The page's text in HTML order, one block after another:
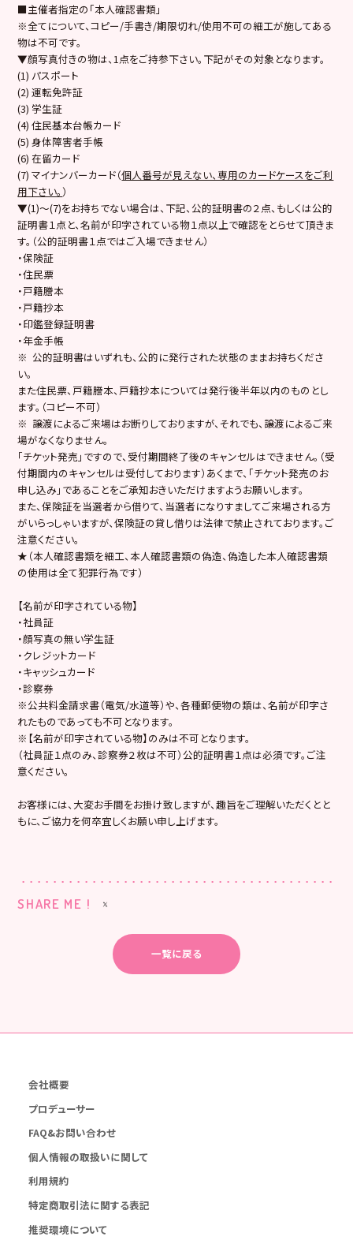
■主催者指定の「本人確認書類」
※全てについて、コピー/手書き/期限切れ/使用不可の細工が施してある
物は不可です。
▼顔写真付きの物は、1点をご持参下さい。下記がその対象となります。
(1) パスポート
(2) 運転免許証
(3) 学生証
(4) 住民基本台帳カード
(5) 身体障害者手帳
(6) 在留カード
(7) マイナンバーカード（個人番号が見えない、専用のカードケースをご利
用下さい。 ）
▼(1)～(7)をお持ちでない場合は、下記、公的証明書の２点、もしくは公的
証明書１点と、名前が印字されている物１点以上で確認をとらせて頂きま
す。（公的証明書１点ではご入場できません）
・保険証
・住民票
・戸籍謄本
・戸籍抄本
・印鑑登録証明書
・年金手帳
※ 公的証明書はいずれも、公的に発行された状態のままお持ちくださ
い。
また住民票、戸籍謄本、戸籍抄本については発行後半年以内のものとし
ます。（コピー不可）
※ 譲渡によるご来場はお断りしておりますが、それでも、譲渡によるご来
場がなくなりません。
「チケット発売」ですので、受付期間終了後のキャンセルはできません。（受
付期間内のキャンセルは受付しております）あくまで、「チケット発売のお
申し込み」であることをご承知おきいただけますようお願いします。
また、保険証を当選者から借りて、当選者になりすましてご来場される方
がいらっしゃいますが、保険証の貸し借りは法律で禁止されております。ご
注意ください。
★（本人確認書類を細工、本人確認書類の偽造、偽造した本人確認書類
の使用は全て犯罪行為です）
【名前が印字されている物】
・社員証
・顔写真の無い学生証
・クレジットカード
・キャッシュカード
・診察券
※公共料金請求書（電気/水道等）や、各種郵便物の類は、名前が印字さ
れたものであっても不可となります。
※【名前が印字されている物】のみは不可となります。
（社員証１点のみ、診察券２枚は不可）公的証明書１点は必須です。ご注
意ください。
お客様には、大変お手間をお掛け致しますが、趣旨をご理解いただくとと
もに、ご協力を何卒宜しくお願い申し上げます。
SHARE ME !
一覧に戻る
会社概要
プロデューサー
FAQ&お問い合わせ
個人情報の取扱いに関して
利用規約
特定商取引法に関する表記
推奨環境について